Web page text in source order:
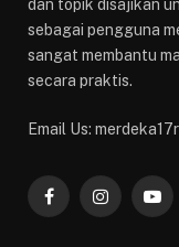
dan topik disajikan
sebagai pengguna
sangat membantu
secara praktis.
Email Us:
FacebookInstagram